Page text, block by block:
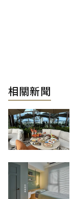
相關新聞